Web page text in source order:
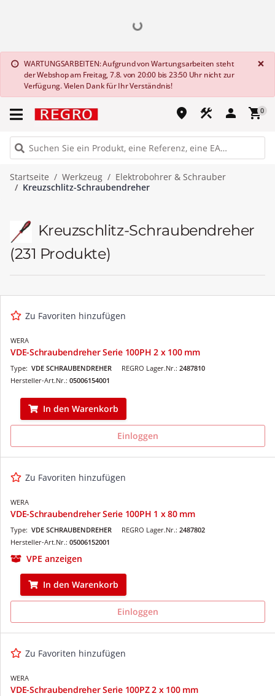
info WARTUNGSARBEITEN: Aufgrund von Wartungsarbeiten steht
der Webshop am Freitag, 7.8. von 20:00 bis 23:50 Uhr nicht zur
Verfügung. Vielen Dank für Ihr Verständnis!
×
place construction person shopping_cart0
Startseite Werkzeug
Elektrobohrer & Schrauber
Kreuzschlitz-Schraubendreher
Kreuzschlitz-Schraubendreher
(231 Produkte)
Zu Favoriten hinzufügen
WERA
VDE-Schraubendreher Serie 100PH 2 x 100 mm
REGRO Lager.Nr.: 2487810
Type: VDE SCHRAUBENDREHER
Hersteller-Art.Nr.: 05006154001
In den Warenkorb
Einloggen
Zu Favoriten hinzufügen
WERA
VDE-Schraubendreher Serie 100PH 1 x 80 mm
REGRO Lager.Nr.: 2487802
Type: VDE SCHRAUBENDREHER
Hersteller-Art.Nr.: 05006152001
VPE anzeigen
In den Warenkorb
Einloggen
Zu Favoriten hinzufügen
WERA
VDE-Schraubendreher Serie 100PZ 2 x 100 mm